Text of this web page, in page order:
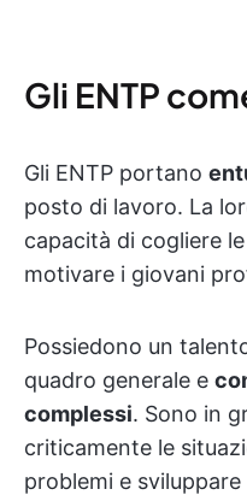
Gli ENTP
Gli ENTP portano
posto di lavoro. La
capacità di cogliere
motivare i giovani
Possiedono un
quadro generale e
complessi. Sono in
criticamente le
problemi e